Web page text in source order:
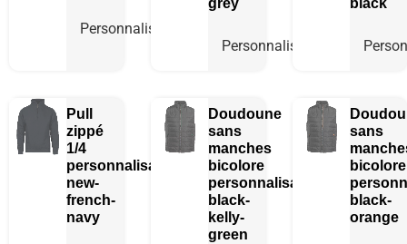
Personnaliser
grey
Personnaliser
black
Pull
zippé
1/4
personnalisable
new-
french-
navy
Doudoune
sans
manches
bicolore
personnalisable
black-
kelly-
green
sans
bicolore
black-
orange